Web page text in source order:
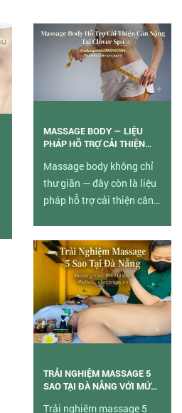
MASSAGE BODY — LIỆU
PHÁP HỖ TRỢ CẢI THIỆN
Massage body không chỉ
thư giãn — đây còn là liệu
pháp hỗ trợ cải thiện cân
liệu trình phù hợp tại
Clover Spa Đà Nẵng.
TRẢI NGHIỆM MASSAGE 5
SAO TẠI ĐÀ NẴNG VỚI MỨC
Trải nghiệm massage 5